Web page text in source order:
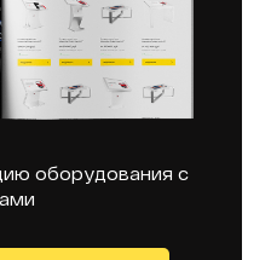
оборудования с